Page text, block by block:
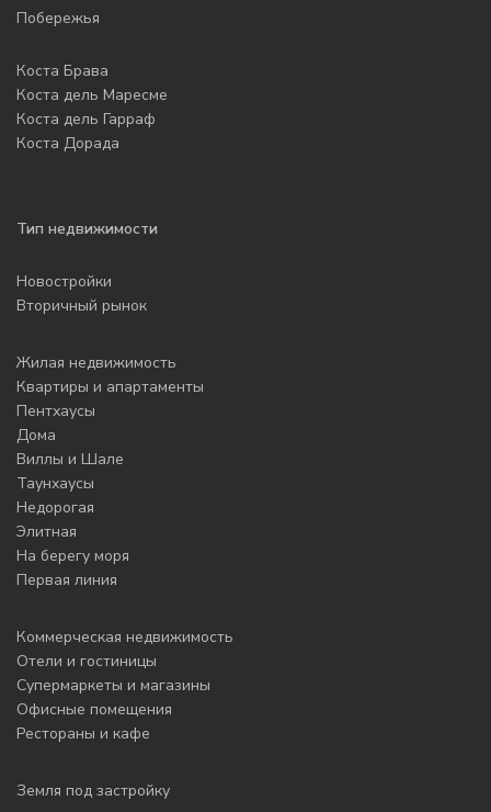
Побережья
Коста Брава
Коста дель Маресме
Коста дель Гарраф
Коста Дорада
Тип недвижимости
Новостройки
Вторичный рынок
Жилая недвижимость
Квартиры и апартаменты
Пентхаусы
Дома
Виллы и Шале
Таунхаусы
Недорогая
Элитная
На берегу моря
Первая линия
Коммерческая недвижимость
Отели и гостиницы
Супермаркеты и магазины
Офисные помещения
Рестораны и кафе
Земля под застройку